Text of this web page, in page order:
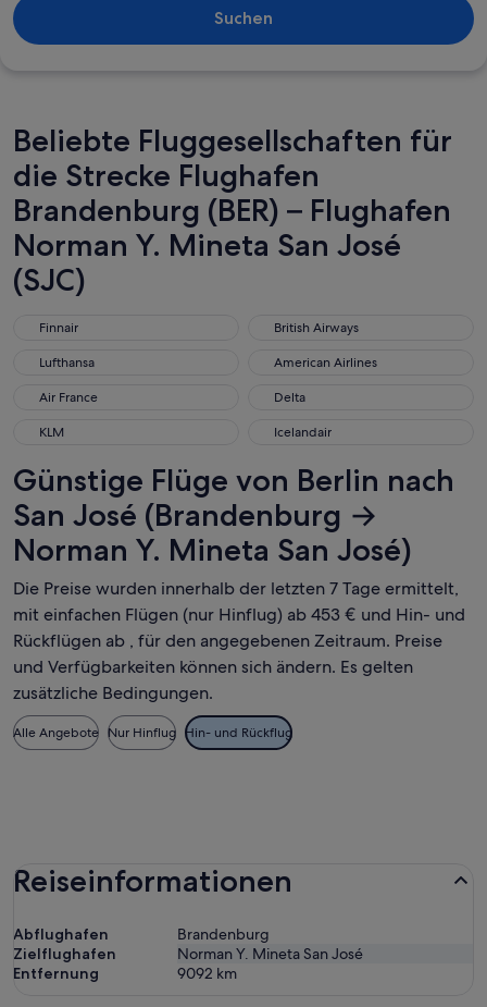
Suchen
Beliebte Fluggesellschaften für
die Strecke Flughafen
Brandenburg (BER) – Flughafen
Norman Y. Mineta San José
(SJC)
Finnair
Finnair British Airways
British Airways
Lufthansa
Lufthansa American Airlines
American Airlines
Air France
Air France Delta
Delta
KLM
KLM Icelandair
Icelandair
Günstige Flüge von Berlin nach
San José (Brandenburg →
Norman Y. Mineta San José)
Die Preise wurden innerhalb der letzten 7 Tage ermittelt,
mit einfachen Flügen (nur Hinflug) ab 453 € und Hin- und
Rückflügen ab , für den angegebenen Zeitraum. Preise
und Verfügbarkeiten können sich ändern. Es gelten
zusätzliche Bedingungen.
Alle Angebote Nur Hinflug Hin- und Rückflug
Reiseinformationen
Abflughafen
Brandenburg
Zielflughafen
Norman Y. Mineta San José
Entfernung
9092 km